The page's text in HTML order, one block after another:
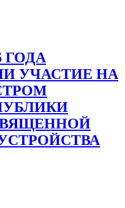
ГОДА
УЧАСТИЕ НА